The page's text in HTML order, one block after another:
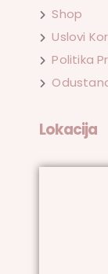
Shop
Uslovi
Politika
Lokacija